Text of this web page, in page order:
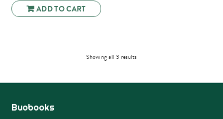
ADD TO CART
Showing all 3 resultsSorted
Buobooks